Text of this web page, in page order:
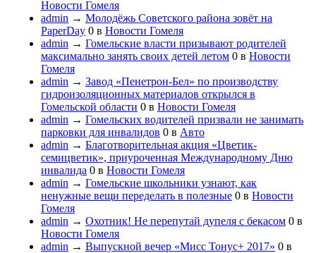
Новости Гомеля
admin → Молодёжь Советского района зовёт на
PaperDay 0 в Новости Гомеля
admin → Гомельские власти призывают родителей
максимально занять своих детей летом 0 в Новости
Гомеля
admin → Завод «Пенетрон-Бел» по производству
гидро­изоляционных материалов открылся в
Гомельской области 0 в Новости Гомеля
admin → Гомельских водителей призвали не занимать
парковки для инвалидов 0 в Авто
admin → Благотворительная акция «Цветик-
семицветик», приуроченная Международному Дню
инвалида 0 в Новости Гомеля
admin → Гомельские школьники узнают, как
ненужные вещи переделать в полезные 0 в Новости
Гомеля
admin → Охотник! Не перепутай дупеля с бекасом 0 в
Новости Гомеля
admin → Выпускной вечер «Мисс Тонус+ 2017» 0 в